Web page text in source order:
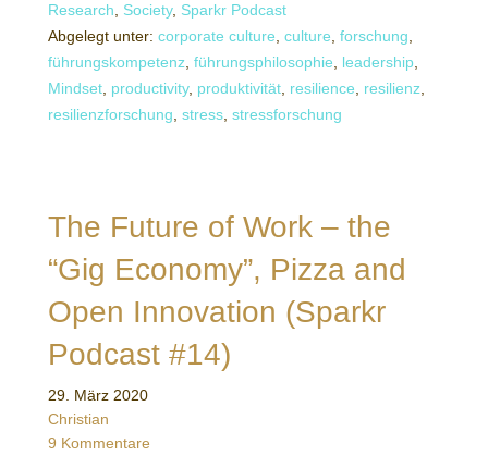
Research, Society, Sparkr Podcast
Abgelegt unter: corporate culture, culture, forschung,
führungskompetenz, führungsphilosophie, leadership,
Mindset, productivity, produktivität, resilience, resilienz,
resilienzforschung, stress, stressforschung
The Future of Work – the
“Gig Economy”, Pizza and
Open Innovation (Sparkr
Podcast #14)
29. März 2020
Christian
9 Kommentare